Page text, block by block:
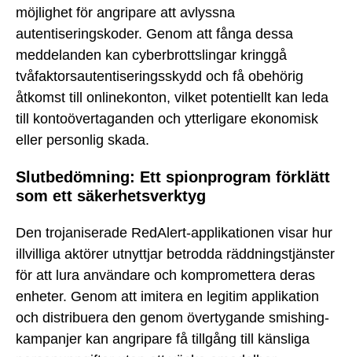
möjlighet för angripare att avlyssna
autentiseringskoder. Genom att fånga dessa
meddelanden kan cyberbrottslingar kringgå
tvåfaktorsautentiseringsskydd och få obehörig
åtkomst till onlinekonton, vilket potentiellt kan leda
till kontoövertaganden och ytterligare ekonomisk
eller personlig skada.
Slutbedömning: Ett spionprogram förklätt
som ett säkerhetsverktyg
Den trojaniserade RedAlert-applikationen visar hur
illvilliga aktörer utnyttjar betrodda räddningstjänster
för att lura användare och kompromettera deras
enheter. Genom att imitera en legitim applikation
och distribuera den genom övertygande smishing-
kampanjer kan angripare få tillgång till känsliga